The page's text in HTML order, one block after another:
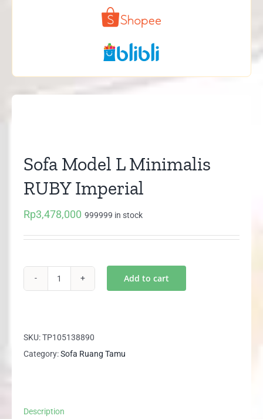
Sofa Model L Minimalis
RUBY Imperial
Rp3,478,000 999999 in stock
Minimalis
RUBY
Add to cart
SKU:TP105138890
Category:Sofa Ruang Tamu
Description